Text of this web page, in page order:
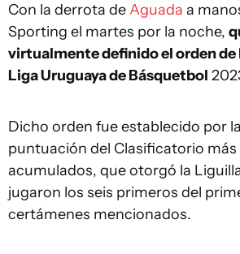
Con la derrota deAguada a
Sporting el martes por la noche,
virtualmente definido el orden de
Liga Uruguaya de Básquetbol
Dicho orden fue establecido por
puntuación del Clasificatorio
acumulados, que otorgó la
jugaron los seis primeros del
certámenes mencionados.